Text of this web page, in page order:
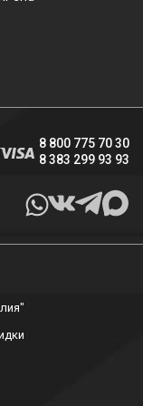
8 800 775 70 30
8 383 299 93 93